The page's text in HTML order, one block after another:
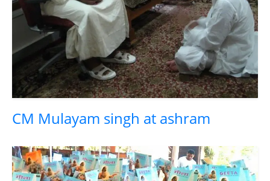
CM Mulayam singh at ashram